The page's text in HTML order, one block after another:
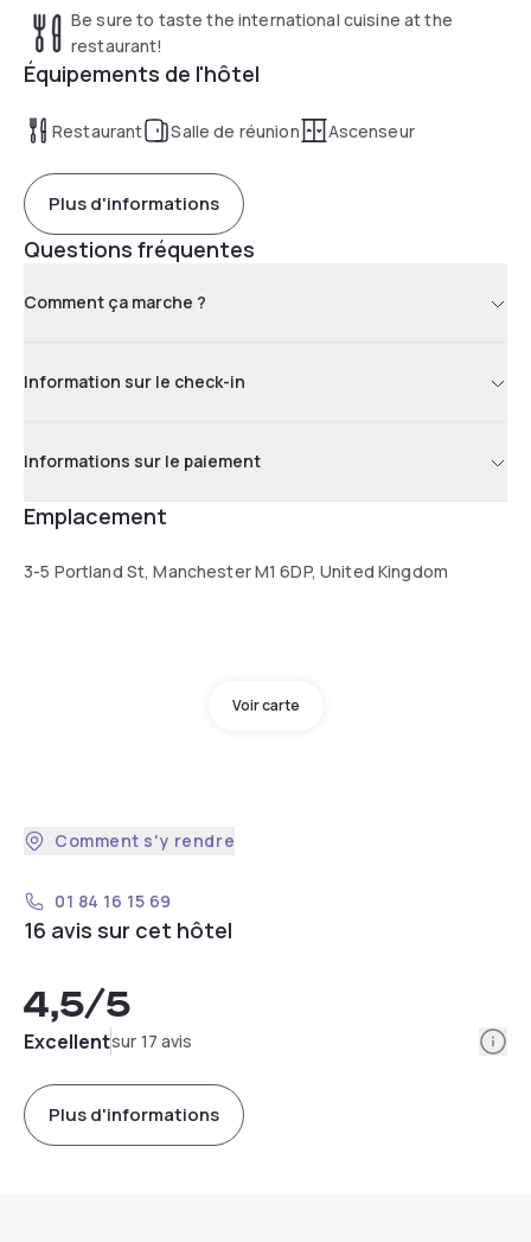
Be sure to taste the international cuisine at the
restaurant!
Équipements de l'hôtel
Restaurant Salle de réunion Ascenseur
Plus d'informations
Questions fréquentes
Comment ça marche ?
Information sur le check-in
Informations sur le paiement
Emplacement
3-5 Portland St, Manchester M1 6DP, United Kingdom
Voir carte
Comment s'y rendre
01 84 16 15 69
16 avis sur cet hôtel
4,5/5
Excellentsur 17 avis
Plus d'informations